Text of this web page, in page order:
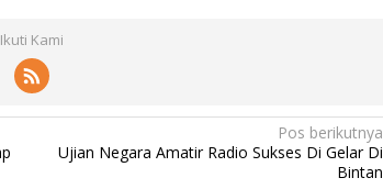
Ikuti Kami
Pos berikutnya
Ujian Negara Amatir Radio Sukses Di Gelar Di
Bintan